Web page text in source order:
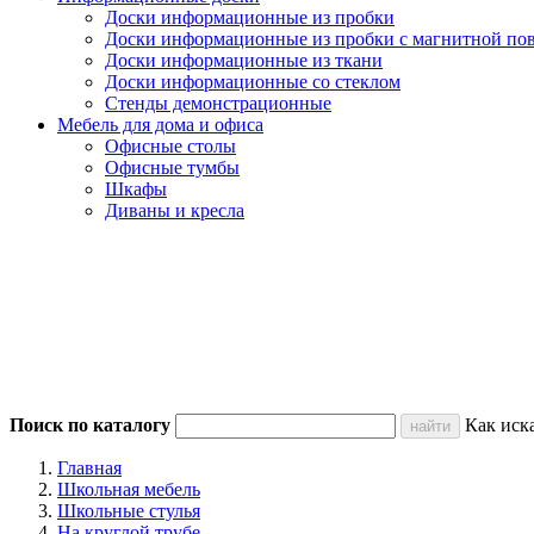
Доски информационные из пробки
Доски информационные из пробки с магнитной
Доски информационные из ткани
Доски информационные со стеклом
Стенды демонстрационные
Мебель для дома и офиса
Офисные столы
Офисные тумбы
Шкафы
Диваны и кресла
Поиск по каталогу Как
Главная
Школьная мебель
Школьные стулья